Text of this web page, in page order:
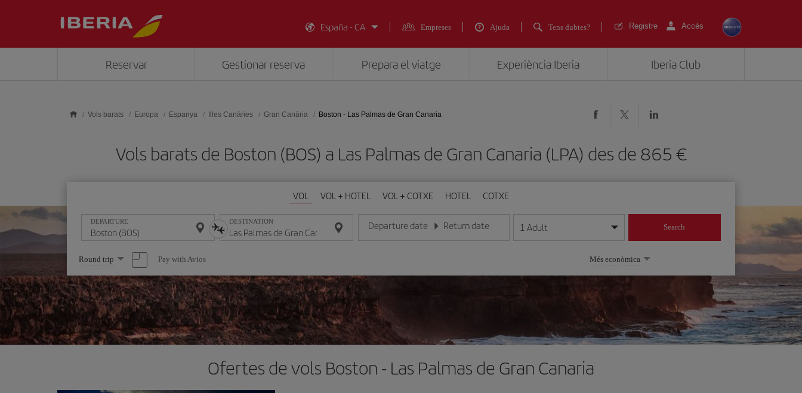
España - CA
Empreses Ajuda Tens dubtes? Registre Accés
Reservar Gestionar reserva Prepara el viatge Experiència Iberia Iberia Club
Vols barats Europa Espanya Illes Canàries Gran Canària Boston - Las Palmas de Gran Canaria
Vols barats de Boston (BOS) a Las Palmas de Gran Canaria (LPA) des de 865
VOL VOL + HOTEL VOL + COTXE HOTEL COTXE
DEPARTURE DESTINATION Departure date
Introduce la fecha en format dia/mes/any
Return date
Introduce la fecha en format dia/mes/any
1 Adult Search
Select
one
option
Round trip Pay with Avios Més econòmica
Ofertes de vols Boston - Las Palmas de Gran Canaria